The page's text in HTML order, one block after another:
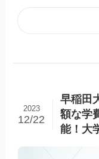
早稲田
額な学
能！大
2023
12/22